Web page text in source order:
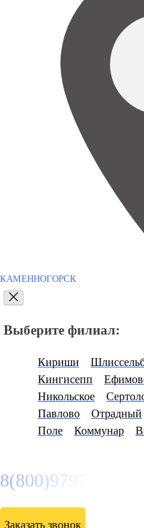
КАМЕННОГОРСК
Выберите филиал:
Кириши
Кингисепп
Никольское
Павлово
Отрадный
Поле
Коммунар
8(800)9797043
Заказать звонок